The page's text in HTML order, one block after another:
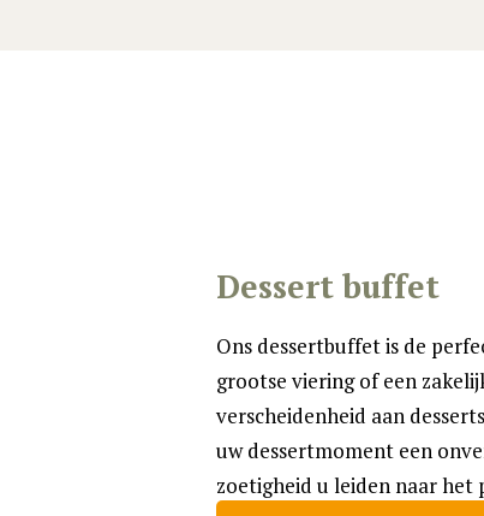
Dessert buffet
Ons dessertbuffet is de
grootse viering of een
verscheidenheid aan
uw dessertmoment een
zoetigheid u leiden naar het